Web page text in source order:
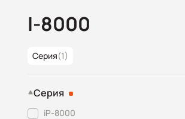
I-8000
Серия(1)
Серия
iP-8000